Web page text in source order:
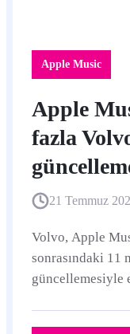
Apple Music
Apple
fazla
21 Temmuz
Volvo, Apple
sonrasındaki 11
güncellemesiyle